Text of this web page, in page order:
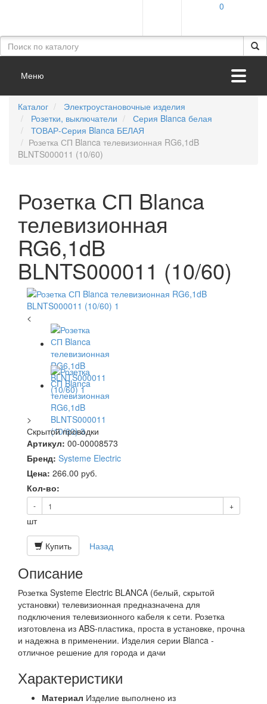
0
Меню
Каталог
Электроустановочные изделия
Розетки, выключатели
Серия Blanca белая
ТОВАР-Серия Blanca БЕЛАЯ
Розетка СП Blanca телевизионная RG6,1dB
BLNTS000011 (10/60)
Розетка СП Blanca
телевизионная
RG6,1dB
BLNTS000011 (10/60)
<
>
Скрытой проводки
Артикул: 00-00008573
Бренд: Systeme Electric
Цена: 266.00 руб.
Кол-во:
- +
шт
Купить Назад
Описание
Розетка Systeme Electric BLANCA (белый, скрытой
установки) телевизионная предназначена для
подключения телевизионного кабеля к сети. Розетка
изготовлена из ABS-пластика, проста в установке, прочна
и надежна в применении. Изделия серии Blanca -
отличное решение для города и дачи
Характеристики
Материал Изделие выполнено из